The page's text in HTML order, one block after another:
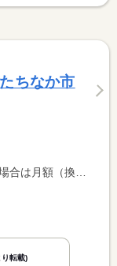
ちなか市
は時間額を表示しています。
転載)